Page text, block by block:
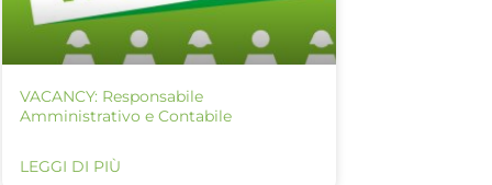
VACANCY: Responsabile
Amministrativo e Contabile
LEGGI DI PIÙ